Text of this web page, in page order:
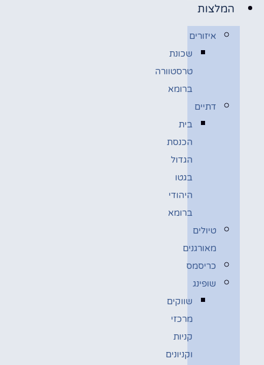
המלצות
איזורים
שכונת
טרסטוורה
ברומא
דתיים
בית
הכנסת
הגדול
בגטו
היהודי
ברומא
טיולים
מאורגנים
כריסמס
שופינג
שווקים
מרכזי
קניות
וקניונים